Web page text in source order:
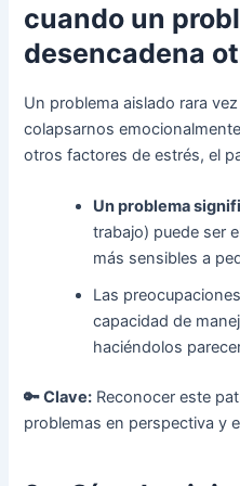
cuando un
desencadena
Un problema aislado rara
colapsarnos
otros factores de estrés, el
Un problema
trabajo) puede ser
más sensibles a
Las
capacidad de
haciéndolos
🔑 Clave: Reconocer este
problemas en perspectiva y